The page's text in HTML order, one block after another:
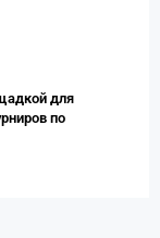
для
по